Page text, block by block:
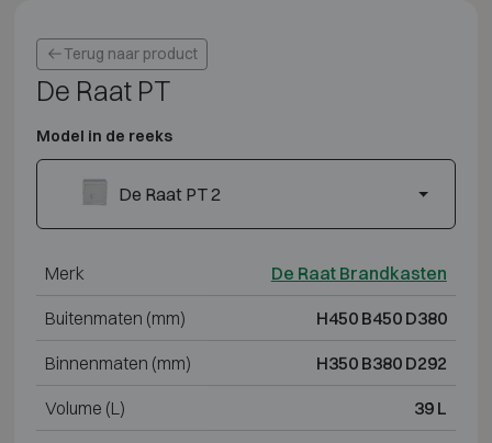
Terug naar product
De Raat PT
Model in de reeks
De Raat PT 2
Merk De Raat Brandkasten
Buitenmaten (mm) H450 B450 D380
Binnenmaten (mm) H350 B380 D292
Volume (L) 39 L